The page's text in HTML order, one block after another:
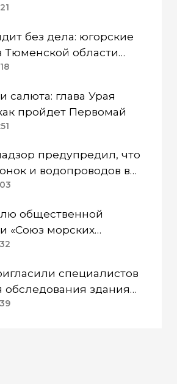
без дела: югорские
Тюменской области
смены
салюта: глава Урая
пройдет Первомай
предупредил, что
и водопроводов в
непригодна для
общественной
«Союз морских
Югры вынесли
специалистов